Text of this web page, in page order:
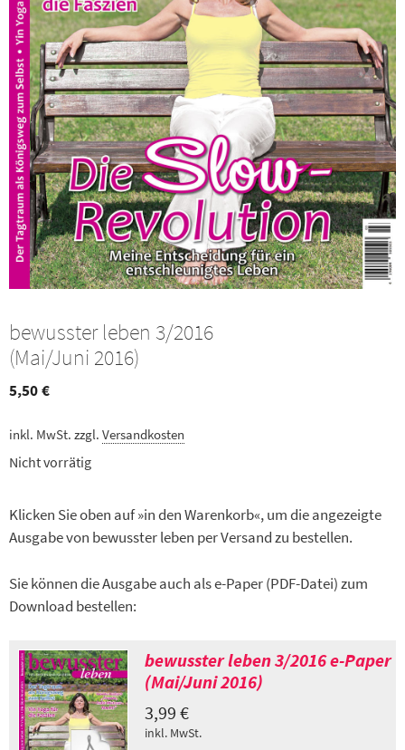
bewusster leben 3/2016
(Mai/Juni 2016)
5,50€
inkl. MwSt. zzgl. Versandkosten
Nicht vorrätig
Klicken Sie oben auf »in den Warenkorb«, um die angezeigte
Ausgabe von bewusster leben per Versand zu bestellen.
Sie können die Ausgabe auch als e-Paper (PDF-Datei) zum
Download bestellen:
bewusster leben 3/2016 e-Paper
(Mai/Juni 2016)
3,99 €
inkl. MwSt.